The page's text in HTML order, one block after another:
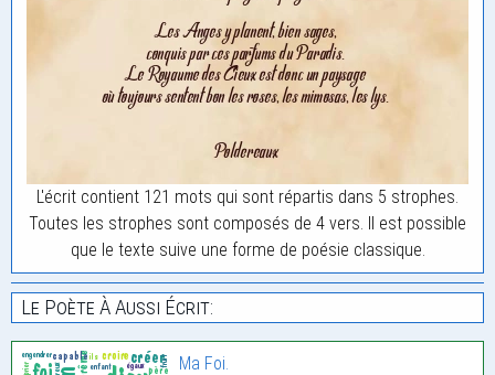
L'écrit contient 121 mots qui sont répartis dans 5 strophes.
Toutes les strophes sont composés de 4 vers. Il est possible
que le texte suive une forme de poésie classique.
Le Poète À Aussi Écrit:
Ma Foi.